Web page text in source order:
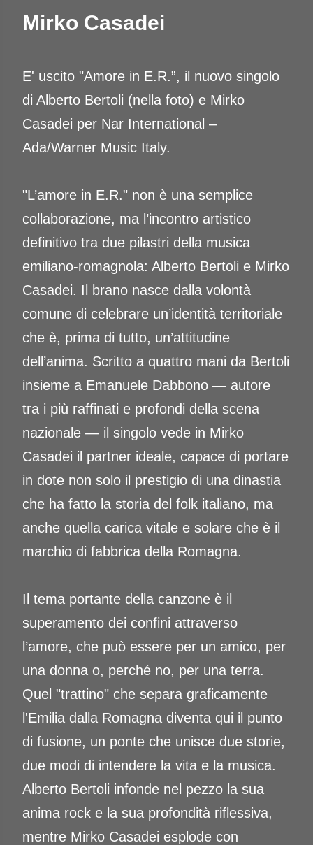
Mirko Casadei
E' uscito "Amore in E.R.”, il nuovo singolo
di Alberto Bertoli (nella foto) e Mirko
Casadei per Nar International –
Ada/Warner Music Italy.
"L’amore in E.R." non è una semplice
collaborazione, ma l’incontro artistico
definitivo tra due pilastri della musica
emiliano-romagnola: Alberto Bertoli e Mirko
Casadei. Il brano nasce dalla volontà
comune di celebrare un’identità territoriale
che è, prima di tutto, un’attitudine
dell’anima. Scritto a quattro mani da Bertoli
insieme a Emanuele Dabbono — autore
tra i più raffinati e profondi della scena
nazionale — il singolo vede in Mirko
Casadei il partner ideale, capace di portare
in dote non solo il prestigio di una dinastia
che ha fatto la storia del folk italiano, ma
anche quella carica vitale e solare che è il
marchio di fabbrica della Romagna.
Il tema portante della canzone è il
superamento dei confini attraverso
l’amore, che può essere per un amico, per
una donna o, perché no, per una terra.
Quel "trattino" che separa graficamente
l'Emilia dalla Romagna diventa qui il punto
di fusione, un ponte che unisce due storie,
due modi di intendere la vita e la musica.
Alberto Bertoli infonde nel pezzo la sua
anima rock e la sua profondità riflessiva,
mentre Mirko Casadei esplode con